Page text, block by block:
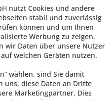
PLA, klar,
Shake Becher, Bio-
Smoothies werden
klaren, bruchsicheren
wesentlich besser zur
stabilen Premium-
Deckel
nutzt Cookies und andere
stabil und zuverlässig
können und um Ihnen
Werbung zu zeigen.
wir Daten über unsere Nutzer
welchen Geräten nutzen.
wählen, sind Sie damit
uns, diese Daten an Dritte
Marketingpartner. Dies